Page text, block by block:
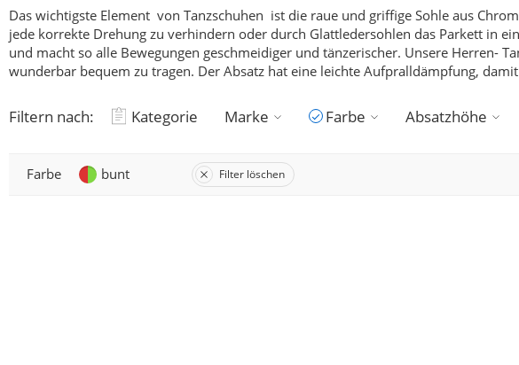
Das wichtigste Element von Tanzschuhen ist die raue und griffige Sohle aus
jede korrekte Drehung zu verhindern oder durch Glattledersohlen das Parkett in
und macht so alle Bewegungen geschmeidiger und tänzerischer. Unsere Herren-
wunderbar bequem zu tragen. Der Absatz hat eine leichte Aufpralldämpfung,
Filtern nach: Kategorie Marke Farbe Absatzhöhe
Farbe bunt Filter löschen